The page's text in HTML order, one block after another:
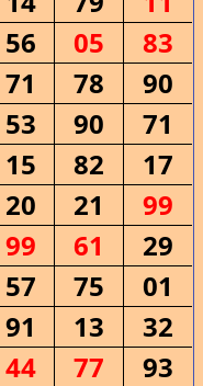
56 05
83
71 78
90
53 90
71
15 82
17
20 21
99
99 61
29
57 75
01
91 13
32
44 77
93